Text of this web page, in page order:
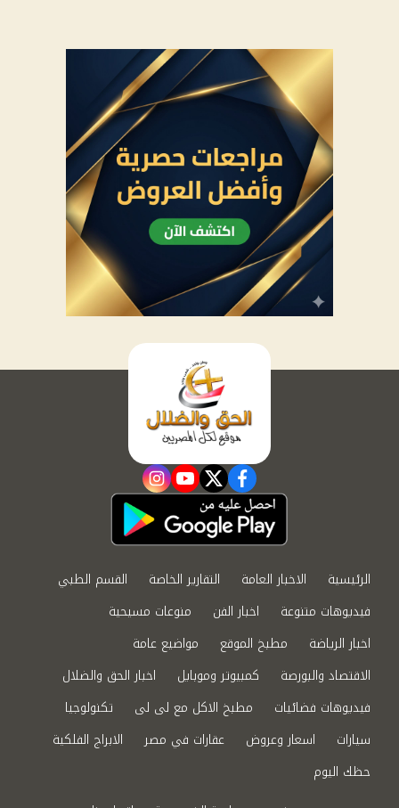
facebook
twitter
youtube
instagram
الرئيسية الاخبار العامة التقارير الخاصة
القسم الطبي
فيديوهات متنوعة
اخبار الفن
منوعات مسيحية
اخبار الرياضة
مطبخ الموقع
مواضيع عامة
الاقتصاد والبورصة
كمبيوتر وموبايل
اخبار الحق والضلال
فيديوهات فضائيات
مطبخ الاكل مع لى لى
تكنولوجيا
سيارات
اسعار وعروض عقارات في مصر
الابراج الفلكية
حظك اليوم